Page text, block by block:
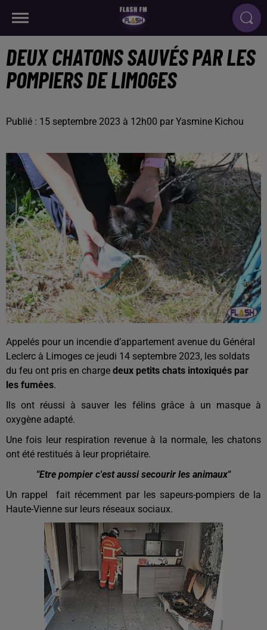
DEUX CHATONS SAUVÉS PAR LES
POMPIERS DE LIMOGES
Publié : 15 septembre 2023 à 12h00 par Yasmine Kichou
Appelés pour un incendie d’appartement avenue du Général
Leclerc à Limoges ce jeudi 14 septembre 2023, les soldats
du feu ont pris en charge deux petits chats intoxiqués par
les fumées.
Ils ont réussi à sauver les félins grâce à un masque à
oxygène adapté.
Une fois leur respiration revenue à la normale, les chatons
ont été restitués à leur propriétaire.
"Etre pompier c'est aussi secourir les animaux"
Un rappel fait récemment par les sapeurs-pompiers de la
Haute-Vienne sur leurs réseaux sociaux.